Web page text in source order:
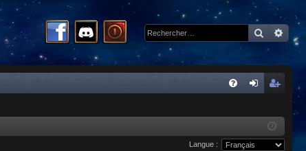
xi
cri
pti
Langue :